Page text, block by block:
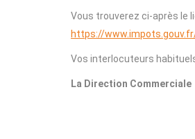
Vous trouverez ci-après le
https://
Vos interlocuteurs
La Direction Commerciale